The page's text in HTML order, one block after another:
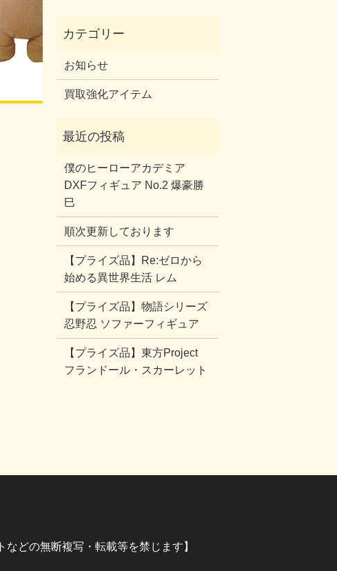
お知らせ
買取強化アイテム
僕のヒーローアカデミア
DXFフィギュア No.2 爆豪勝
巳
順次更新しております
【プライズ品】Re:ゼロから
始める異世界生活 レム
【プライズ品】物語シリーズ
忍野忍 ソファーフィギュア
【プライズ品】東方Project
フランドール・スカーレット
どの無断複写・転載等を禁じます】